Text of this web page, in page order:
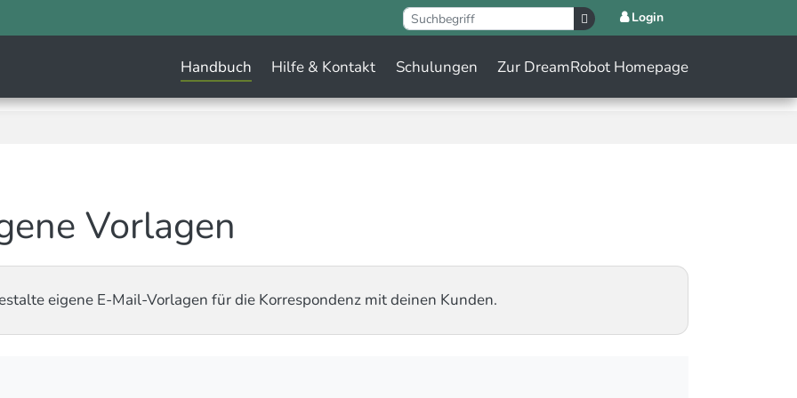
Login
Handbuch Hilfe & Kontakt Schulungen Zur DreamRobot Homepage
Vorlagen
eigene E-Mail-Vorlagen für die Korrespondenz mit deinen Kunden.